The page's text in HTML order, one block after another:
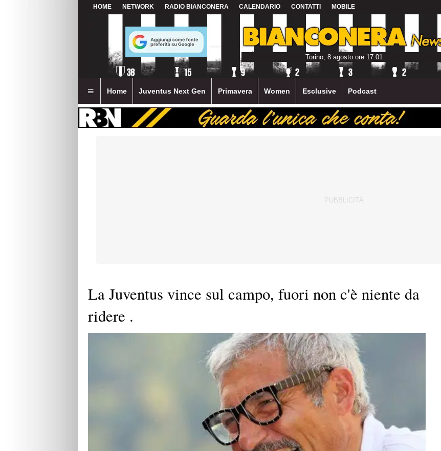
HOME NETWORK RADIO BIANCONERA CALENDARIO CONTATTI MOBILE
Torino, 8 agosto ore 17:01
Home Juventus Next Gen Primavera Women Esclusive Podcast
La Juventus vince sul campo, fuori non c'è niente da
ridere .